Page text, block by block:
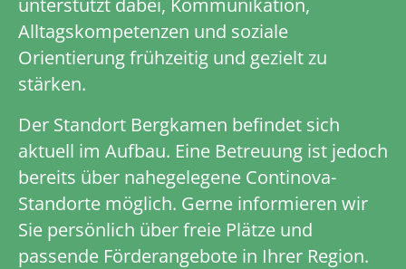
unterstützt dabei, Kommunikation,
Alltagskompetenzen und soziale
Orientierung frühzeitig und gezielt zu
stärken.
Der Standort Bergkamen befindet sich
aktuell im Aufbau. Eine Betreuung ist jedoch
bereits über nahegelegene Continova-
Standorte möglich. Gerne informieren wir
Sie persönlich über freie Plätze und
passende Förderangebote in Ihrer Region.